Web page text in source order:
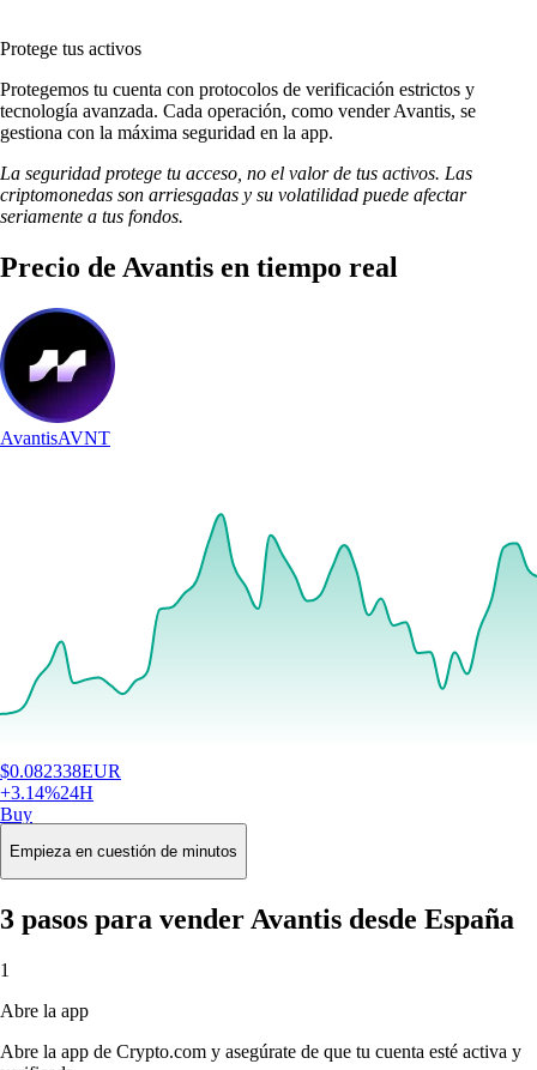
Protege tus activos
Protegemos tu cuenta con protocolos de verificación estrictos y
tecnología avanzada. Cada operación, como vender Avantis, se
gestiona con la máxima seguridad en la app.
La seguridad protege tu acceso, no el valor de tus activos. Las
criptomonedas son arriesgadas y su volatilidad puede afectar
seriamente a tus fondos.
Precio de Avantis en tiempo real
AvantisAVNT
$0.082338EUR
+3.14%24H
Buy
Empieza en cuestión de minutos
3 pasos para vender Avantis desde España
1
Abre la app
Abre la app de Crypto.com y asegúrate de que tu cuenta esté activa y